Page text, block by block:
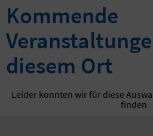
Kommende
diesem Ort
Leider konnten wir für diese
finden